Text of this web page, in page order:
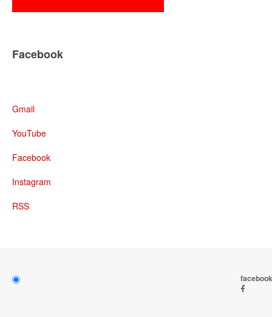
Facebook
Gmail
YouTube
Facebook
Instagram
RSS
facebook